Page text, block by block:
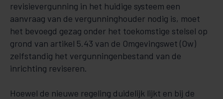
revisievergunning in het huidige systeem een
aanvraag van de vergunninghouder nodig is, moet
het bevoegd gezag onder het toekomstige stelsel op
grond van artikel 5.43 van de Omgevingswet (Ow)
zelfstandig het vergunningenbestand van de
inrichting reviseren.
Hoewel de nieuwe regeling duidelijk lijkt en bij de